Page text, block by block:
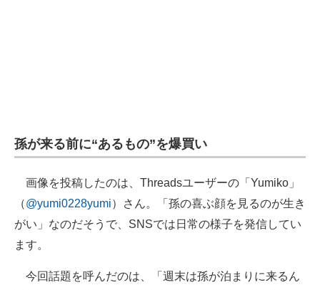
孫が来る前に“あるもの”を爆買い
画像を投稿したのは、Threadsユーザーの「Yumiko」
（@yumi0228yumi）さん。「孫の喜ぶ顔を見るのが生き
がい」なのだそうで、SNSでは日常の様子を発信してい
ます。
今回話題を呼んだのは、「週末は孫が泊まりに来るん